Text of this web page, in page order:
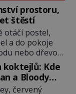
prostoru,
štěstí
otáčí postel,
a do pokoje
nebo dřevo?
není jen
Je to prostor,
čchi a jeho
koktejlů: Kde
a Bloody
červený